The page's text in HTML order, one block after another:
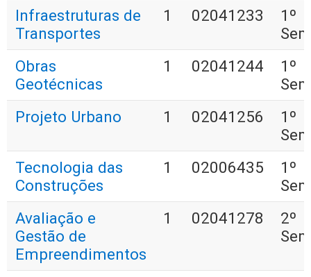
Infraestruturas de
Transportes
1 02041233
1º
Obras
Geotécnicas
1 02041244
1º
Projeto Urbano
1 02041256
1º
Tecnologia das
Construções
1 02006435
1º
Avaliação e
Gestão de
Empreendimentos
1 02041278
2º